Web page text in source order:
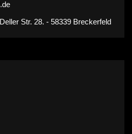
Str. 28. - 58339 Breckerfeld